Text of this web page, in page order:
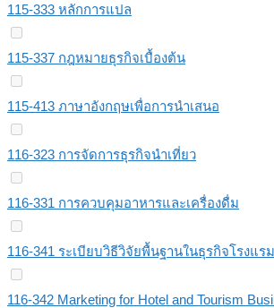
115-333 หลักการแปล
115-337 กฎหมายธุรกิจเบื้องต้น
115-413 ภาษาอังกฤษเพื่อการนำเสนอ
116-323 การจัดการธุรกิจนำเที่ยว
116-331 การควบคุมอาหารและเครื่องดื่ม
116-341 ระเบียบวิธีวิจัยพื้นฐานในธุรกิจโรงแร
116-342 Marketing for Hotel and Tourism